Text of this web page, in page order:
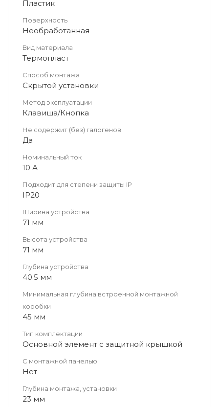
Пластик
Поверхность
Необработанная
Вид материала
Термопласт
Способ монтажа
Скрытой установки
Метод эксплуатации
Клавиша/Кнопка
Не содержит (без) галогенов
Да
Номинальный ток
10 А
Подходит для степени защиты IP
IP20
Ширина устройства
71 мм
Высота устройства
71 мм
Глубина устройства
40.5 мм
Минимальная глубина встроенной монтажной
коробки
45 мм
Тип комплектации
Основной элемент с защитной крышкой
С монтажной панелью
Нет
Глубина монтажа, установки
23 мм